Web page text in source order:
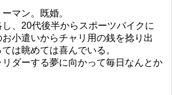
マン。既婚。
、20代後半からスポーツバイクに
小遣いからチャリ用の銭を捻り出
は眺めては喜んでいる。
ダーする夢に向かって毎日なんとか